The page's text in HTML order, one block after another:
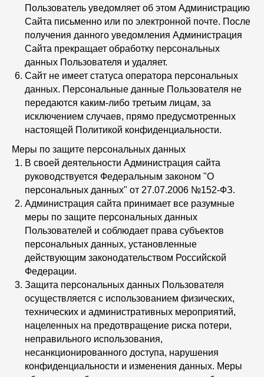
Пользователь уведомляет об этом Администрацию
Сайта письменно или по электронной почте. После
получения данного уведомления Администрация
Сайта прекращает обработку персональных
данных Пользователя и удаляет.
Сайт не имеет статуса оператора персональных
данных. Персональные данные Пользователя не
передаются каким-либо третьим лицам, за
исключением случаев, прямо предусмотренных
настоящей Политикой конфиденциальности.
Меры по защите персональных данных
В своей деятельности Администрация сайта
руководствуется Федеральным законом "О
персональных данных" от 27.07.2006 №152-ФЗ.
Администрация сайта принимает все разумные
меры по защите персональных данных
Пользователей и соблюдает права субъектов
персональных данных, установленные
действующим законодательством Российской
Федерации.
Защита персональных данных Пользователя
осуществляется с использованием физических,
технических и административных мероприятий,
нацеленных на предотвращение риска потери,
неправильного использования,
несанкционированного доступа, нарушения
конфиденциальности и изменения данных. Меры